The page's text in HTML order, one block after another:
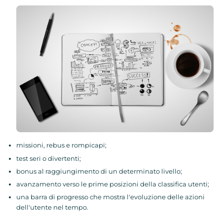
missioni, rebus e rompicapi;
test seri o divertenti;
bonus al raggiungimento di un determinato livello;
avanzamento verso le prime posizioni della classifica utenti;
una barra di progresso che mostra l'evoluzione delle azioni
dell'utente nel tempo.